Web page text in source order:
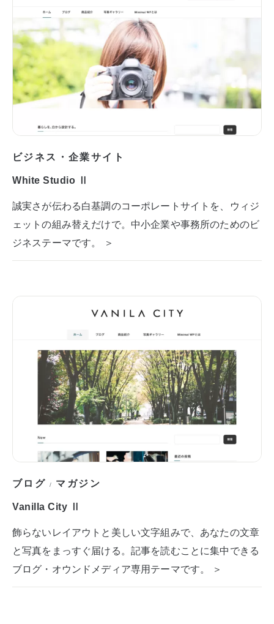
ビジネス・企業サイト
White Studio Ⅱ
誠実さが伝わる白基調のコーポレートサイトを、ウィジ
ェットの組み替えだけで。中小企業や事務所のためのビ
ジネステーマです。 ＞
ブログ / マガジン
Vanilla City Ⅱ
飾らないレイアウトと美しい文字組みで、あなたの文章
と写真をまっすぐ届ける。記事を読むことに集中できる
ブログ・オウンドメディア専用テーマです。 ＞